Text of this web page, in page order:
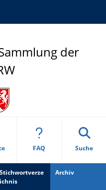
der
FAQ Suche
Stichwortverze
ichnis
Archiv